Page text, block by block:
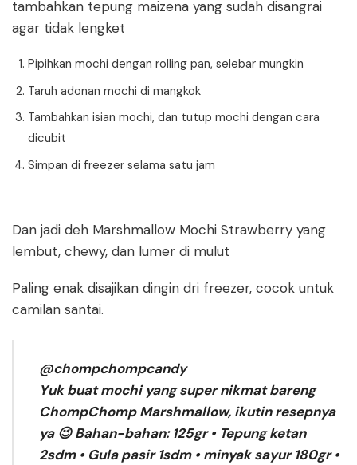
tambahkan tepung maizena yang sudah disangrai
agar tidak lengket
Pipihkan mochi dengan rolling pan, selebar mungkin
Taruh adonan mochi di mangkok
Tambahkan isian mochi, dan tutup mochi dengan cara
dicubit
Simpan di freezer selama satu jam
Dan jadi deh Marshmallow Mochi Strawberry yang
lembut, chewy, dan lumer di mulut
Paling enak disajikan dingin dri freezer, cocok untuk
camilan santai.
@chompchompcandy
Yuk buat mochi yang super nikmat bareng
ChompChomp Marshmallow, ikutin resepnya
ya 😉 Bahan-bahan: 125gr • Tepung ketan
2sdm • Gula pasir 1sdm • minyak sayur 180gr •